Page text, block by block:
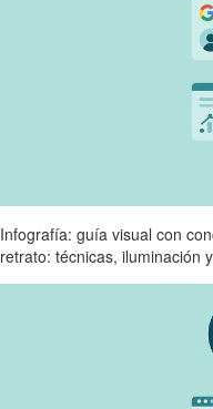
Infografía: guía visual con
retrato: técnicas, iluminación